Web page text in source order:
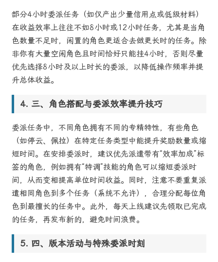
部分4小时委派任务（如仅产出少量信用点或低级材料）
在收益效率上往往不如8小时或12小时任务，尤其是当角
色数量不足时，闲置的角色更适合去做更长时的任务。除
非你有大量空闲角色且时间恰好只能挂4小时，否则尽量
优先选择8小时及以上时长的委派，以降低操作频率并提
升总体收益。
三、角色搭配与委派效率提升技巧
委派任务中，不同角色拥有不同的专精特性，有些角色
（如停云、佩拉）在特定任务类型中能提升奖励数量或缩
短时间。在安排委派时，建议优先派遣带有“效率加成”标
签的角色，例如拥有“特调”技能的角色可以缩短委派时
间，从而变相提高单位时间收益。同时，注意不要重复派
遣相同角色到多个任务（系统不允许），合理分配每位角
色到最擅长的任务中。此外，每天上线建议先领取已完成
的任务，再发布新的，避免时间浪费。
四、版本活动与特殊委派时刻